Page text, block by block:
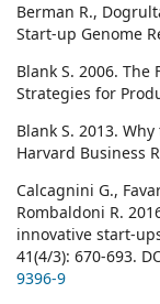
Berman R.,
Start-up Genome
Blank S. 2006. The
Strategies for
Blank S. 2013.
Harvard Business
Calcagnini G.,
Rombaldoni R.
innovative start-
41(4/3): 670-693.
9396-9